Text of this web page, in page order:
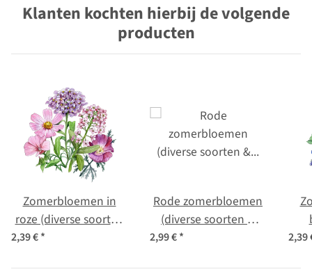
Klanten kochten hierbij de volgende
producten
Zomerbloemen in
roze (diverse soorten
& variëteiten)
2,39 €*
Rode zomerbloemen
(diverse soorten &
variëteiten) –
2,99 €* 2,39